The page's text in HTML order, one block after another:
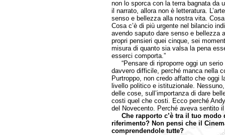
non lo sporca con la terra bagnata da
il narrato, allora non è letteratura.
senso e bellezza alla nostra vita.
Cosa c’è di più urgente nel bilancio
avendo saputo dare senso e bellezza
propri pensieri quei cinque, sei
misura di quanto sia valsa la pena
esserci comporta.”
“Pensare di riproporre oggi un
davvero difficile, perché manca nella
Purtroppo, non credo affatto che oggi
livello politico e istituzionale.
delle cose, sull’importanza di dare
costi quel che costi. Ecco perché
del Novecento. Perché aveva sentito
Che rapporto c’è tra il tuo
riferimento? Non pensi che il
comprendendole tutte?